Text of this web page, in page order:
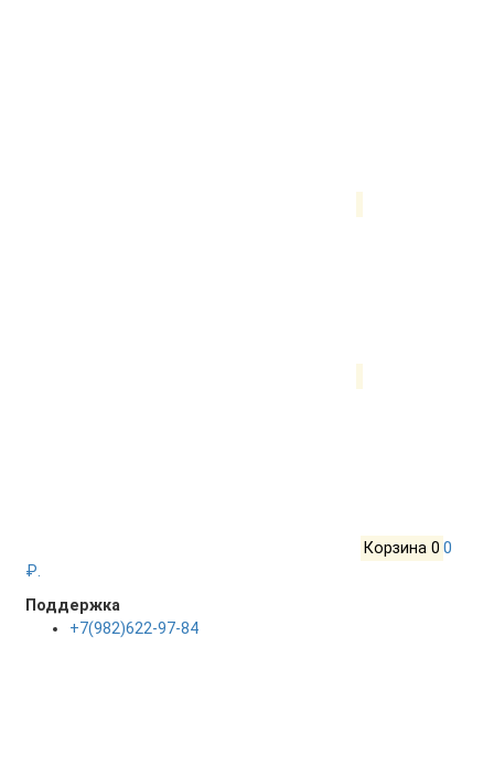
Корзина 0 0
₽.
Поддержка
+7(982)622-97-84